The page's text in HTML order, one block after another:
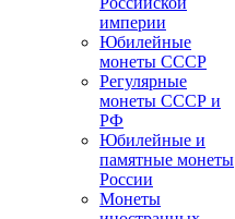
империи
Юбилейные
монеты СССР
Регулярные
монеты СССР и
РФ
Юбилейные и
памятные монеты
России
Монеты